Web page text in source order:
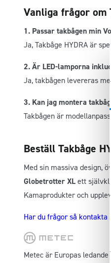
Vanliga frågor om
1. Passar takbågen min
Ja, Takbåge HYDRA är
2. Är LED-lamporna
Ja, takbågen levereras
3. Kan jag montera
Takbågen är
Beställ Takbåge
Med sin massiva design,
Globetrotter XLett
Kamaprodukter och
Har du frågor så kontakta
Metec är Europas